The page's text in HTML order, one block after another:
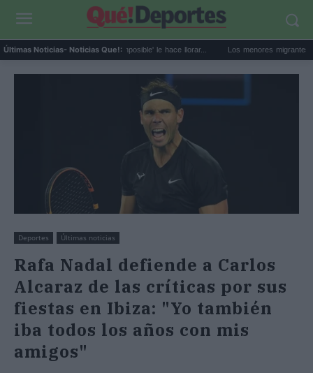
Últimas Noticias- Noticias Que!:
confiesa que 'Lo imposible' le hace llorar... Los menores migrantes de
Deportes Últimas noticias
Rafa Nadal defiende a Carlos
Alcaraz de las críticas por sus
fiestas en Ibiza: "Yo también
iba todos los años con mis
amigos"